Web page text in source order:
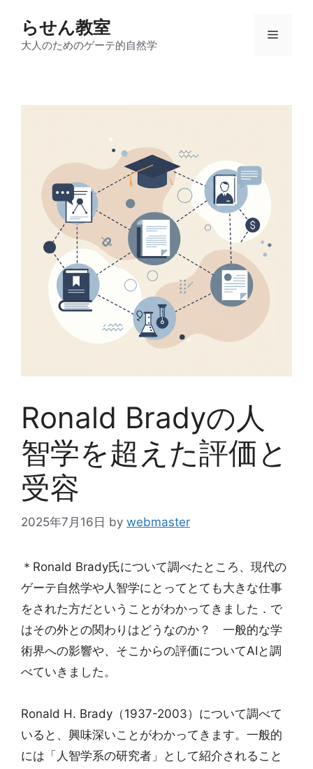
らせん教室
大人のためのゲーテ的自然学
メ
Ronald Bradyの人
智学を超えた評価と
受容
2025年7月16日 by webmaster
＊Ronald Brady氏について調べたところ、現代の
ゲーテ自然学や人智学にとってとても大きな仕事
をされた方だということがわかってきました．で
はその外との関わりはどうなのか？ 一般的な学
術界への影響や、そこからの評価についてAIと調
べていきました。
Ronald H. Brady（1937-2003）について調べて
いると、興味深いことがわかってきます。一般的
には「人智学系の研究者」として紹介されること